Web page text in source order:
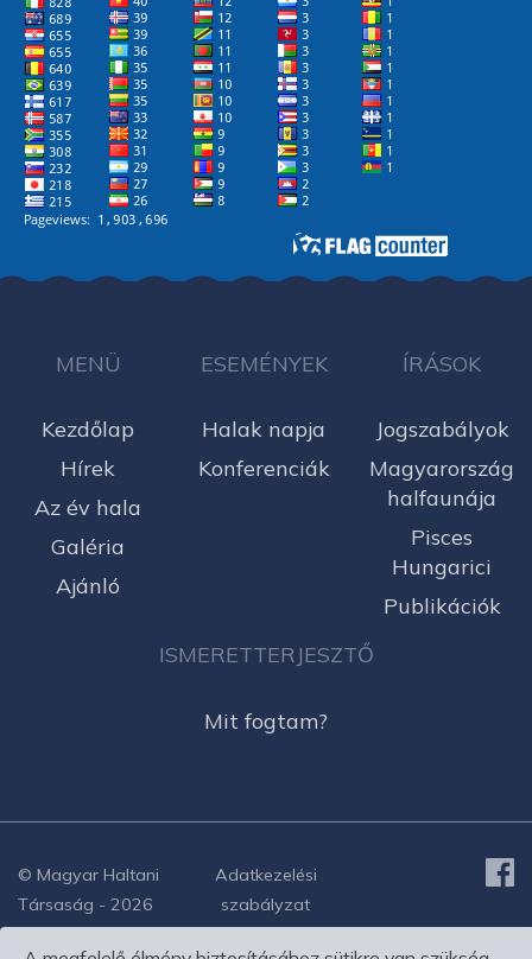
MENÜ
Kezdőlap
Hírek
Az év hala
Galéria
Ajánló
ESEMÉNYEK
Halak napja
Konferenciák
ÍRÁSOK
Jogszabályok
Magyarország
halfaunája
Pisces
Hungarici
Publikációk
ISMERETTERJESZTŐ
Mit fogtam?
© Magyar Haltani
Társaság - 2026
Adatkezelési
szabályzat